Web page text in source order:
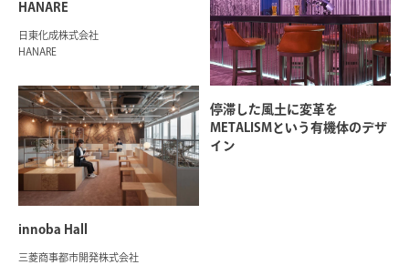
HANARE
日東化成株式会社
HANARE
停滞した風土に変革を
METALISMという有機体のデザ
イン
innoba Hall
三菱商事都市開発株式会社